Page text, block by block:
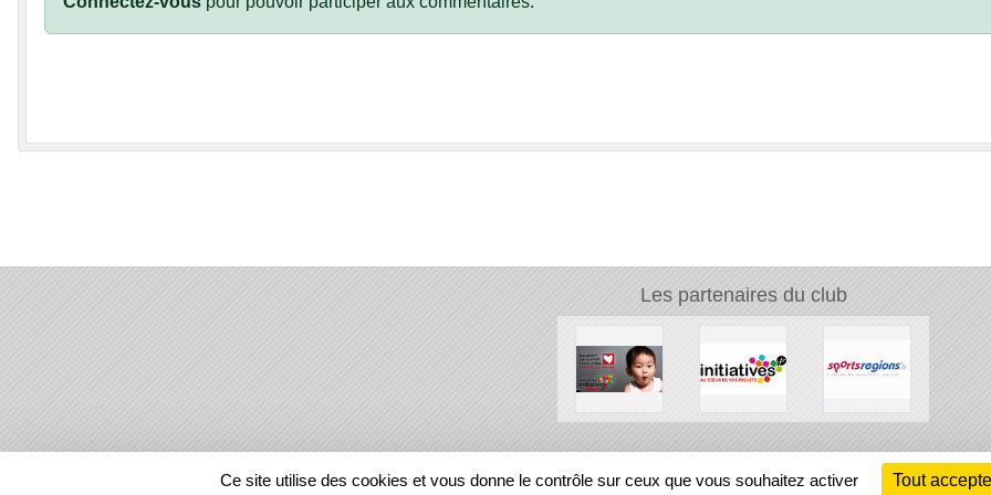
Les partenaires du club
REGIONS
Ce site utilise des cookies et vous donne le contrôle sur ceux que vous souhaitez activer Tout